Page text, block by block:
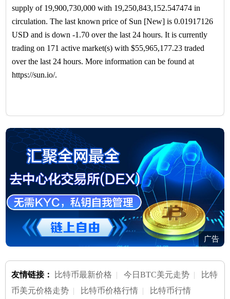
supply of 19,900,730,000 with 19,250,843,152.547474 in
circulation. The last known price of Sun [New] is 0.01917126
USD and is down -1.70 over the last 24 hours. It is currently
trading on 171 active market(s) with $55,965,177.23 traded
over the last 24 hours. More information can be found at
https://sun.io/.
广告
友情链接： 比特币最新价格 |今日BTC美元走势 | 比特
币美元价格走势 | 比特币价格行情 | 比特币行情